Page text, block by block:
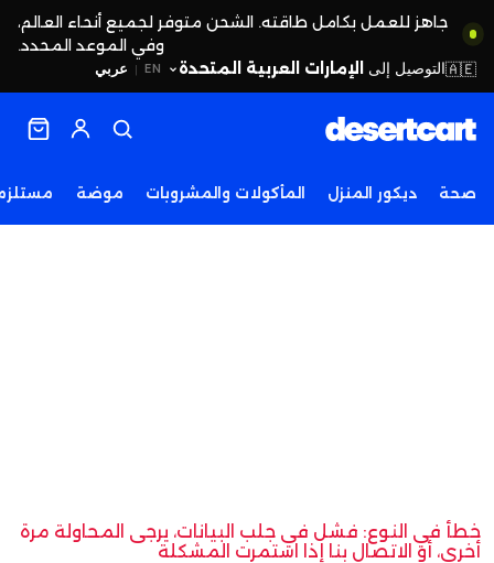
جاهز للعمل بكامل طاقته. الشحن متوفر لجميع أنحاء العالم،
وفي الموعد المحدد.
EN
| عربي 🇦🇪التوصيل إلى الإمارات العربية المتحدة
صحة ديكور المنزل المأكولات والمشروبات موضة
خطأ في النوع: فشل في جلب البيانات، يرجى المحاولة مرة
أخرى، أو الاتصال بنا إذا استمرت المشكلة